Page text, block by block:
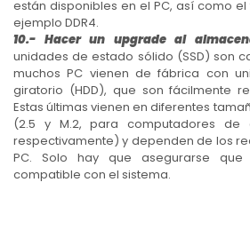
están disponibles en el PC, así como
ejemplo DDR4.
10.- Hacer un upgrade al
unidades de estado sólido (SSD) son
muchos PC vienen de fábrica con
giratorio (HDD), que son fácilmente
Estas últimas vienen en diferentes
(2.5 y M.2, para computadores de
respectivamente) y dependen de los
PC. Solo hay que asegurarse
compatible con el sistema.